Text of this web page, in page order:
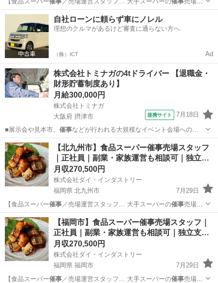
海産物・珍味… など大手スーパーの催事売場で、 海産物…
鹿児島 鹿児島市 販売
自社ローンに頼らず車にノレル
理想のクルマがあるけど審査に通らない方へ
（株）ICT Ad
株式会社トミナガの4tドライバー 【退職金・
財形貯蓄制度あり】
月給300,000円
株式会社トミナガ
大阪府 摂津市
提携サイト 7月18日
■展示会や見本市、 催事などが行われる大規模なイベント会場への…
大阪 摂津市 ドライバー
【北九州市】食品スーパー催事売場スタッフ
｜正社員｜副業・家族運営も相談可｜独立…
月収270,500円
株式会社ダイ・インダストリー
福岡県 北九州市
7月29日
【食品スーパー催事 ／売場運営スタッフ… 大手スーパーの催事売場で
海産物・珍味… など大手スーパーの催事売場で、 海産物…
福岡 北九州市 販売 催事
【福岡市】食品スーパー催事売場スタッフ｜
正社員｜副業・家族運営も相談可｜独立支…
月収270,500円
株式会社ダイ・インダストリー
福岡県 福岡市
7月29日
【食品スーパー催事 ／売場運営スタッフ… 大手スーパーの催事売場で